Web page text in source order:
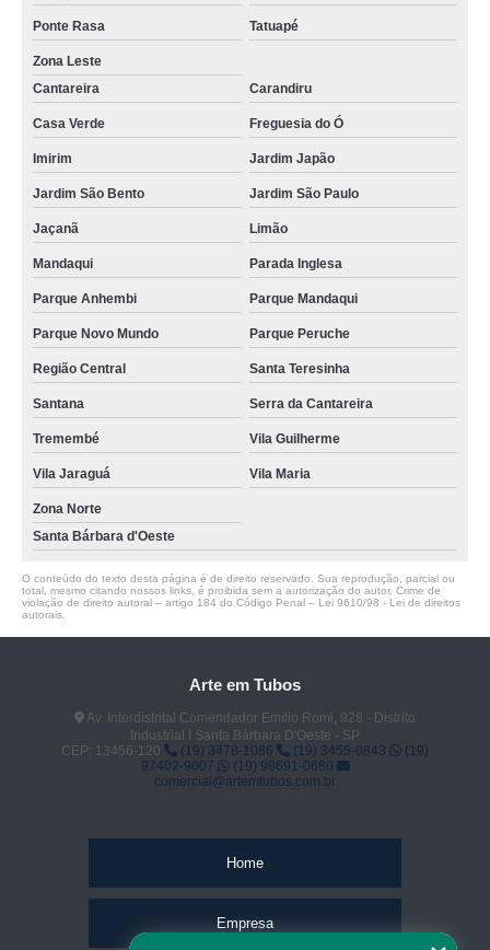
Ponte Rasa Tatuapé
Zona Leste
Cantareira
Carandiru
Casa Verde Freguesia do Ó
Imirim Jardim Japão
Jardim São Bento Jardim São Paulo
Jaçanã Limão
Mandaqui Parada Inglesa
Parque Anhembi Parque Mandaqui
Parque Novo Mundo Parque Peruche
Região Central Santa Teresinha
Santana Serra da Cantareira
Tremembé Vila Guilherme
Vila Jaraguá Vila Maria
Zona Norte
Santa Bárbara d'Oeste
O conteúdo do texto desta página é de direito reservado. Sua reprodução, parcial ou
total, mesmo citando nossos links, é proibida sem a autorização do autor. Crime de
violação de direito autoral – artigo 184 do Código Penal – Lei 9610/98 - Lei de direitos
autorais
Arte em Tubos
Av. Interdistrital Comendador Emílio Romi, 928 - Distrito
Industrial I Santa Bárbara D'Oeste - SP
CEP: 13456-120
(19) 3478-1086 (19) 3455-0843
(19)
97402-9007
(19) 99691-0680
comercial@artemtubos.com.br
Home
Empresa